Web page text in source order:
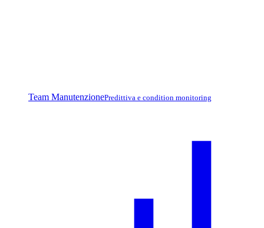
Team ManutenzionePredittiva e condition monitoring